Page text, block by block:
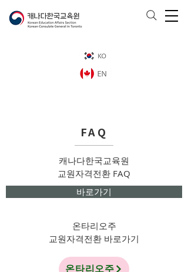
FAQ
캐나다한국교육원
​교원자격전환 FAQ
바로가기
온타리오주
​교원자격전환 바로가기
온타리오주